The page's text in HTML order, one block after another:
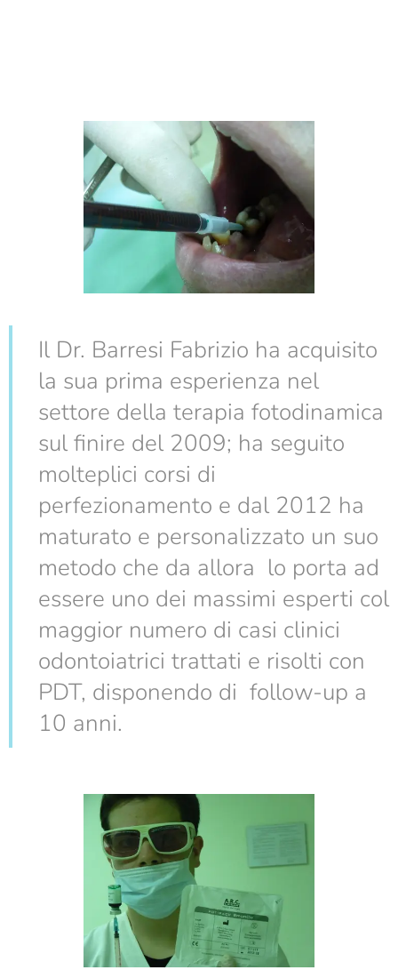
Il Dr. Barresi Fabrizio ha acquisito
la sua prima esperienza nel
settore della terapia fotodinamica
sul finire del 2009; ha seguito
molteplici corsi di
perfezionamento e dal 2012 ha
maturato e personalizzato un suo
metodo che da allora lo porta ad
essere uno dei massimi esperti col
maggior numero di casi clinici
odontoiatrici trattati e risolti con
PDT, disponendo di follow-up a
10 anni.